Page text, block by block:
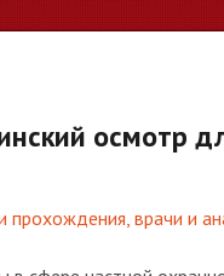
осмотр
прохождения, врачи и